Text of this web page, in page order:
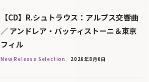
【CD】R.シュトラウス：アルプス交響曲
／ アンドレア・バッティストーニ＆東京
フィル
New Release Selection 2026年8月6日